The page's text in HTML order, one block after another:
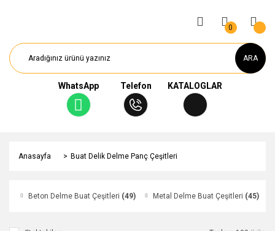
ARA
WhatsApp Telefon KATALOGLAR
0
Anasayfa Buat Delik Delme Panç Çeşitleri
Beton Delme Buat Çeşitleri (49) Metal Delme Buat Çeşitleri (45)